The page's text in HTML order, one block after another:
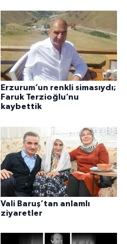
Erzurum’un renkli simasıydı;
Faruk Terzioğlu’nu
kaybettik
Vali Baruş’tan anlamlı
ziyaretler